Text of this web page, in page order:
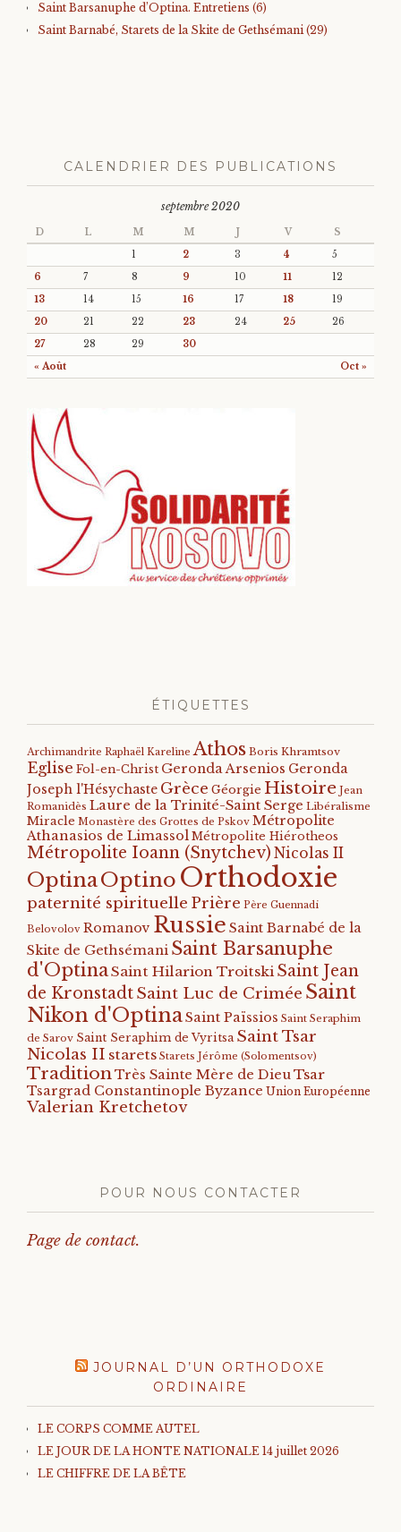
Saint Barsanuphe d’Optina. Entretiens (6)
Saint Barnabé, Starets de la Skite de Gethsémani (29)
CALENDRIER DES PUBLICATIONS
septembre 2020
D L M M J V S
« Août Oct »
1 2 3 4
5
6
7 8 9 10 11
12
13
14 15 16 17 18
19
20
21 22 23 24 25
26
27
28 29 30
ÉTIQUETTES
Archimandrite Raphaël Kareline Athos Boris Khramtsov
Eglise Fol-en-Christ Geronda Arsenios Geronda
Joseph l'Hésychaste Grèce Géorgie Histoire Jean
Romanidès Laure de la Trinité-Saint Serge Libéralisme
Miracle Monastère des Grottes de Pskov Métropolite
Athanasios de Limassol Métropolite Hiérotheos
Métropolite Ioann (Snytchev) Nicolas II
OptinaOptino Orthodoxie
paternité spirituelle Prière Père Guennadi
Belovolov Romanov Russie Saint Barnabé de la
Skite de Gethsémani Saint Barsanuphe
d'OptinaSaint Hilarion Troitski Saint Jean
de KronstadtSaint Luc de Crimée Saint
Nikon d'OptinaSaint Païssios Saint Seraphim
de Sarov Saint Seraphim de Vyritsa Saint Tsar
Nicolas II starets Starets Jérôme (Solomentsov)
TraditionTrès Sainte Mère de DieuTsar
Tsargrad Constantinople Byzance Union Européenne
Valerian Kretchetov
POUR NOUS CONTACTER
Page de contact.
JOURNAL D’UN ORTHODOXE
ORDINAIRE
LE CORPS COMME AUTEL
LE JOUR DE LA HONTE NATIONALE 14 juillet 2026
LE CHIFFRE DE LA BÊTE